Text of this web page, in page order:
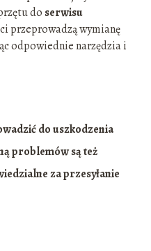
do serwisu
przeprowadzą wymianę
odpowiednie narzędzia i
do uszkodzenia
problemów są też
za przesyłanie